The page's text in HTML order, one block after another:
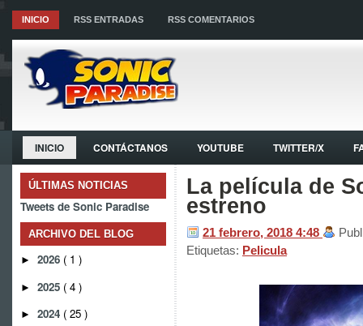
INICIO RSS ENTRADAS RSS COMENTARIOS
INICIO CONTÁCTANOS YOUTUBE TWITTER/X
ÚLTIMAS NOTICIAS
Tweets de Sonic Paradise
ARCHIVO DEL BLOG
► 2026 ( 1 )
► 2025 ( 4 )
► 2024 ( 25 )
La película de
estreno
21 febrero, 2018 4:48
Etiquetas: Pelicula